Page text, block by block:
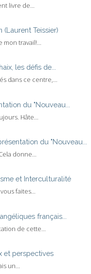
livre de...
(Laurent Teissier)
travail!...
les défis de...
dans ce centre,...
du "Nouveau...
Hâte...
du "Nouveau...
donne...
et Interculturalité
faites...
français...
de cette...
et perspectives
un...